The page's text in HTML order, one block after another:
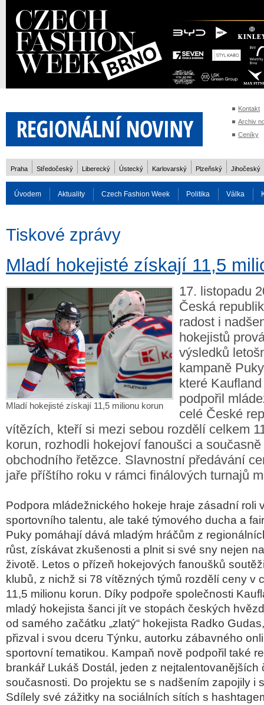
Kontakt
Archiv
Ceníky
Praha Středočeský Liberecký Ústecký Karlovarský Plzeňský Jihočeský
Úvodem Aktuality Czech Fashion Week Politika Válka
Rozhovory
Tiskové zprávy
Mladí hokejisté získají 11,5
Mladí hokejisté získají 11,5 milionu korun
17. listopadu
Česká
radost i
hokejistů
výsledků
kampaně
které
podpořil
celé České
vítězích, kteří si mezi sebou rozdělí celkem
korun, rozhodli hokejoví fanoušci a
obchodního řetězce. Slavnostní předávání
jaře příštího roku v rámci finálových turnajů
Podpora ml ádežnického hokeje hraje zásadní roli
sportovního talentu, ale také týmového ducha a
Puky pomáhají dává mladým hráčům z region
růst, získávat zkušenosti a plnit si své sny nejen
životě. Letos o přízeň hokejových fanoušků
klubů, z nichž si 78 vítězných týmů rozděl í ceny v
11,5 milionu korun. Díky podpoře společnosti
mladý hokejista šanci jít ve stopách českých hv
od samého začátku „zlatý“ hokejista Radko
přizval i svou dceru Týnku, autorku zábavného
sportovní tematikou. Kampaň nově podpořil také
brankář Lukáš Dostál, jeden z nejtalentovanějších
současnosti. Do projektu se s nadšením zapojily i
Sdílely své zážitky na sociálních sítích s